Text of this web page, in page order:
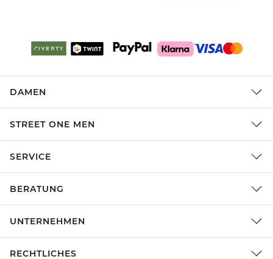
DAMEN
STREET ONE MEN
SERVICE
BERATUNG
UNTERNEHMEN
RECHTLICHES